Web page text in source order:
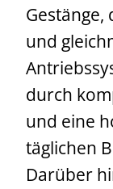
Gestänge,
und
durch
und eine
täglichen
Darüber